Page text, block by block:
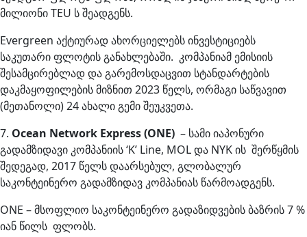
მილიონი TEU ს შეადგენს.
Evergreen აქტიურად ახორციელებს ინვესტიციებს
საკუთარი ფლოტის განახლებაში. კომპანიამ ემისიის
შესამცირებლად და გარემოსდაცვით სტანდარტების
დაკმაყოფილების მიზნით 2023 წელს, ორმაგი საწვავით
(მეთანოლი) 24 ახალი გემი შეუკვეთა.
7. Ocean Network Express (ONE) – სამი იაპონური
გადამზიდავი კომპანიის ‘K’ Line, MOL და NYK ის შერწყმის
შედეგად, 2017 წელს დაარსებულ, გლობალურ
საკონტეინერო გადამზიდავ კომპანიას წარმოადგენს.
ONE – მსოფლიო საკონტეინერო გადაზიდვების ბაზრის 7 %
იან წილს ფლობს.